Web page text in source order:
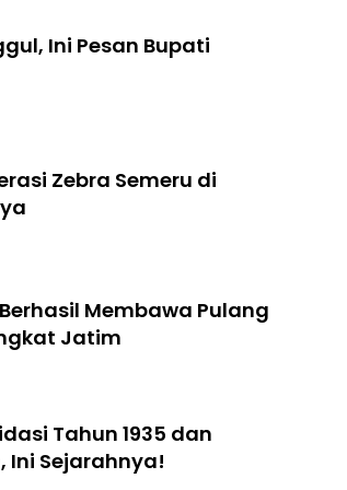
Ini Pesan Bupati
Zebra Semeru di
Membawa Pulang
Jatim
Tahun 1935 dan
Ini Sejarahnya!